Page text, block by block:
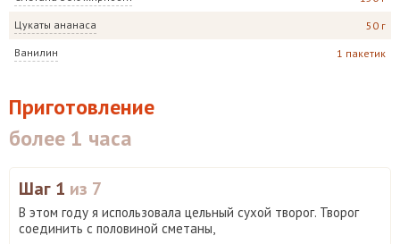
Цукаты ананаса 50 г
Ванилин 1 пакетик
Приготовление
более 1 часа
Шаг 1 из 7
В этом году я использовала цельный сухой творог. Творог
соединить с половиной сметаны,